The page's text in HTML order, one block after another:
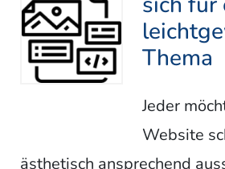
Thema
Jeder
Website
ästhetisch ansprechend